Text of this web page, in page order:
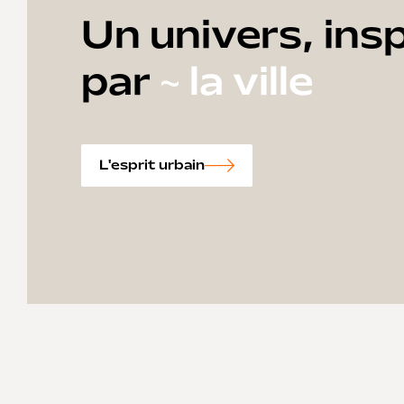
Un univers,
par ~ la ville
L'esprit urbain